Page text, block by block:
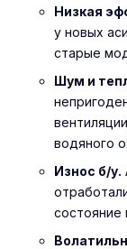
Низкая
у новых
старые
Шум и
водяного
Износ б/у.
состояние